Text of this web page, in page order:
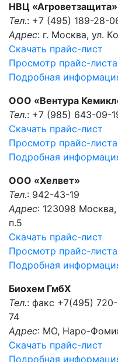
НВЦ «Агроветзащита»
Тел.: +7 (495) 189-28-
Адрес: г. Мocквa, ул.
Скачать прайс-лист
Просмотр прайс-листа
Подробная
ООО «Вентура
Тел.: +7 (985) 643-09-
Скачать прайс-лист
Просмотр прайс-листа
Подробная
ООО «Хелвет»
Тел.: 942-43-19
Адрес: 123098
п.5
Скачать прайс-лист
Просмотр прайс-листа
Подробная
Биохем ГмбХ
Тел.: факс +7(495)
74
Адрес: МО, Наро-
Скачать прайс-лист
Подробная